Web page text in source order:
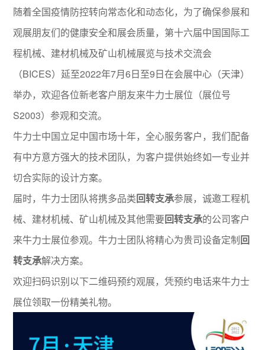
随着全国疫情防控转向常态化和动态化，为了确保参展和
观展朋友们的健康安全和展会质量，第十六届中国国际工
程机械、建材机械及矿山机械展览与技术交流会
（BICES）延至2022年7月6日至9日在会展中心（天津）
举办，欢迎各位新老客户朋友来牛力士展位（展位号
S2003）参观和交流。
牛力士中国立足中国市场十年，全心服务客户，我们配备
有中方意方强大的技术团队，为客户提供始终如一专业并
切合实际的设计方案。
届时，牛力士团队将携多品类回转支承参展，诚邀工程机
械、建材机械、矿山机械及其他需要回转支承的公司客户
来牛力士展位参观。牛力士团队将精心为贵司设备定制回
转支承解决方案。
欢迎扫码识别以下二维码预约观展，凭预约电话来牛力士
展位领取一份精美礼物。